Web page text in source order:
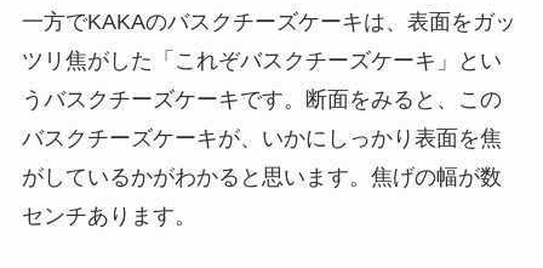
一方でKAKAのバスクチーズケーキは、表面をガッ
ツリ焦がした「これぞバスクチーズケーキ」とい
うバスクチーズケーキです。断面をみると、この
バスクチーズケーキが、いかにしっかり表面を焦
がしているかがわかると思います。焦げの幅が数
センチあります。